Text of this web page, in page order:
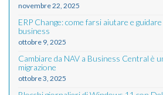
novembre 22, 2025
ERP Change: come farsi aiutare e
business
ottobre 9, 2025
Cambiare da NAV a Business Central è
migrazione
ottobre 3, 2025